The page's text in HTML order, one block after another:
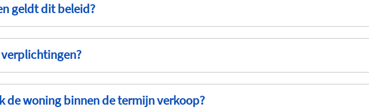
geldt dit beleid?
de woning binnen de termijn verkoop?